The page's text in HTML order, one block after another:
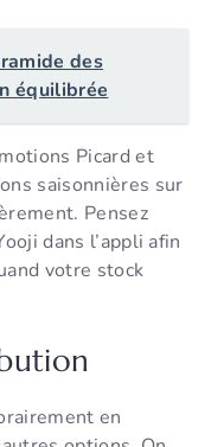
des
équilibrée
Picard et
saisonnières sur
Pensez
dans l’appli afin
votre stock
en